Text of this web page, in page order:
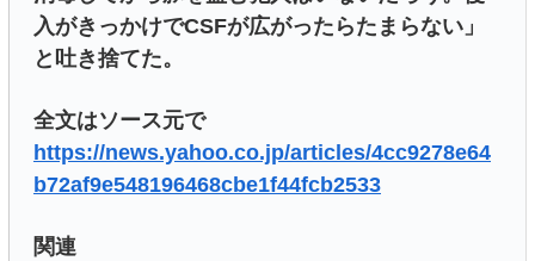
入がきっかけでCSFが広がったらたまらない」
と吐き捨てた。
全文はソース元で
https://news.yahoo.co.jp/articles/4cc9278e64
b72af9e548196468cbe1f44fcb2533
関連